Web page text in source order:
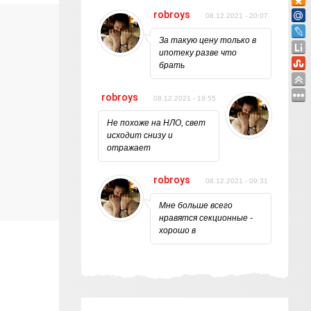
robroys 08.12.2021 - 20:07
За такую цену только в
ипотеку разве что
брать
robroys 08.12.2021 - 19:55
Не похоже на НЛО, свет
исходит снизу и
отражает
robroys 08.12.2021 - 09:31
Мне больше всего
нравятся секционные -
хорошо в